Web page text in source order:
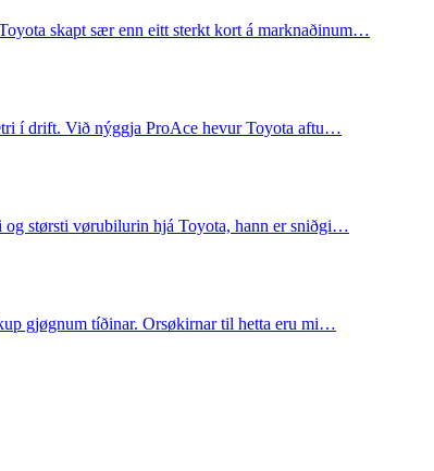
skapt sær enn eitt sterkt kort á marknaðinum…
í drift. Við nýggja ProAce hevur Toyota aftu…
og størsti vørubilurin hjá Toyota, hann er sniðgi…
gjøgnum tíðinar. Orsøkirnar til hetta eru mi…